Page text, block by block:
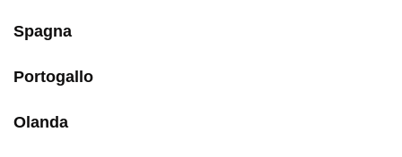
Spagna
Portogallo
Olanda